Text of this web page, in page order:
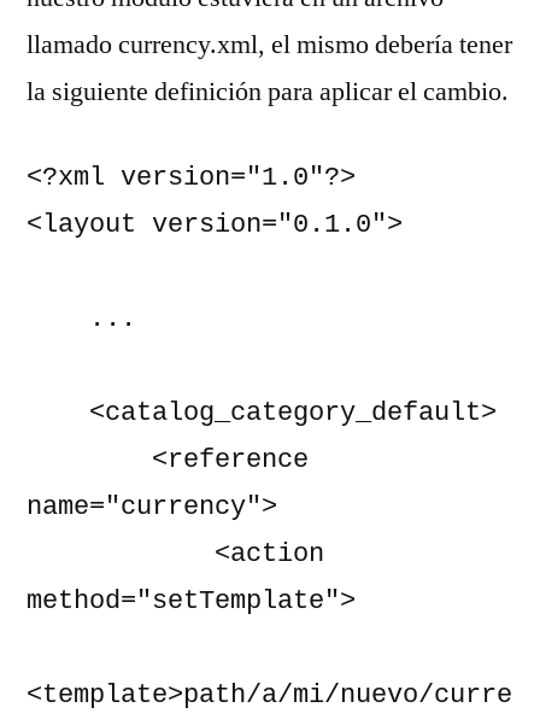
llamado currency.xml, el mismo debería tener
la siguiente definición para aplicar el cambio.
<?xml version="1.0"?>
<layout version="0.1.0">
name="currency">
method="setTemplate">
<template>path/a/mi/nuevo/curre